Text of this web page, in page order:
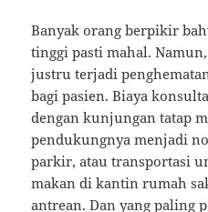
Banyak orang berpikir
tinggi pasti mahal.
justru terjadi
bagi pasien. Biaya
dengan kunjungan tatap
pendukungnya menjadi
parkir, atau transportasi
makan di kantin rumah
antrean. Dan yang paling